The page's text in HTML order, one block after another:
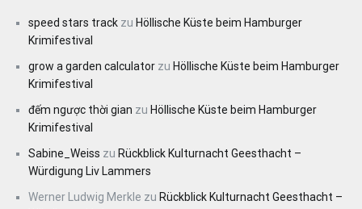
speed stars track zu Höllische Küste beim Hamburger
Krimifestival
grow a garden calculator zu Höllische Küste beim Hamburger
Krimifestival
đếm ngược thời gian zu Höllische Küste beim Hamburger
Krimifestival
Sabine_Weiss zu Rückblick Kulturnacht Geesthacht –
Würdigung Liv Lammers
Werner Ludwig Merkle zu Rückblick Kulturnacht Geesthacht –